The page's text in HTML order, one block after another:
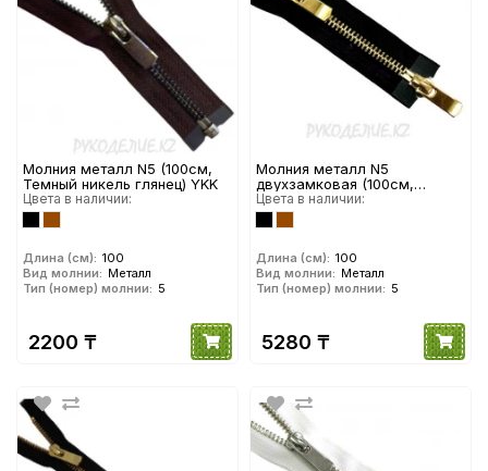
Молния металл N5 (100см,
Темный никель глянец) YKK
Цвета в наличии:
Длина (см): 100
Вид молнии: Металл
Тип (номер) молнии: 5
2200 ₸
Молния металл N5
двухзамковая (100см,
Золото глянец) YKK
Цвета в наличии:
Длина (см): 100
Вид молнии: Металл
Тип (номер) молнии: 5
5280 ₸